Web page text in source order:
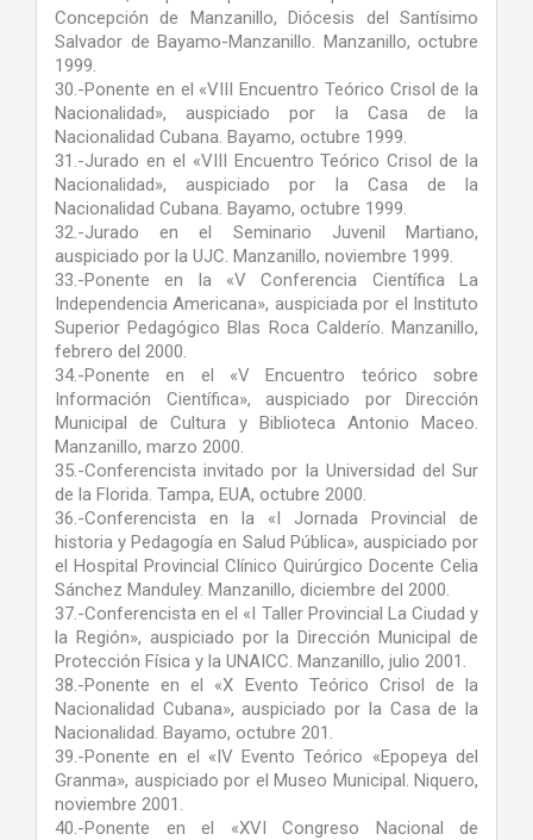
Concepción de Manzanillo, Diócesis del Santísimo
Salvador de Bayamo-Manzanillo. Manzanillo, octubre
1999.
30.-Ponente en el «VIII Encuentro Teórico Crisol de la
Nacionalidad», auspiciado por la Casa de la
Nacionalidad Cubana. Bayamo, octubre 1999.
31.-Jurado en el «VIII Encuentro Teórico Crisol de la
Nacionalidad», auspiciado por la Casa de la
Nacionalidad Cubana. Bayamo, octubre 1999.
32.-Jurado en el Seminario Juvenil Martiano,
auspiciado por la UJC. Manzanillo, noviembre 1999.
33.-Ponente en la «V Conferencia Científica La
Independencia Americana», auspiciada por el Instituto
Superior Pedagógico Blas Roca Calderío. Manzanillo,
febrero del 2000.
34.-Ponente en el «V Encuentro teórico sobre
Información Científica», auspiciado por Dirección
Municipal de Cultura y Biblioteca Antonio Maceo.
Manzanillo, marzo 2000.
35.-Conferencista invitado por la Universidad del Sur
de la Florida. Tampa, EUA, octubre 2000.
36.-Conferencista en la «I Jornada Provincial de
historia y Pedagogía en Salud Pública», auspiciado por
el Hospital Provincial Clínico Quirúrgico Docente Celia
Sánchez Manduley. Manzanillo, diciembre del 2000.
37.-Conferencista en el «I Taller Provincial La Ciudad y
la Región», auspiciado por la Dirección Municipal de
Protección Física y la UNAICC. Manzanillo, julio 2001.
38.-Ponente en el «X Evento Teórico Crisol de la
Nacionalidad Cubana», auspiciado por la Casa de la
Nacionalidad. Bayamo, octubre 201.
39.-Ponente en el «IV Evento Teórico «Epopeya del
Granma», auspiciado por el Museo Municipal. Niquero,
noviembre 2001.
40.-Ponente en el «XVI Congreso Nacional de